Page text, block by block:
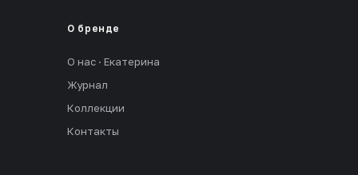
О бренде
О нас · Екатерина
Журнал
Коллекции
Контакты